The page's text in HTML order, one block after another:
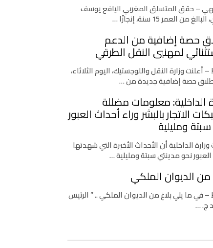
– حقق المتسلق المغربي اليافع يوسف
من العمر 15 سنة، إنجازًا …
حصة إضافية من الدعم
لمهنيي النقل الطرقي
– أعلنت وزارة النقل واللوجستيك، اليوم الثلاثاء،
حصة إضافية جديدة من …
الداخلية: معلومات مضللة
الاتجار بالبشر وراء أحداث العبور
ومليلية
الداخلية أن الأحداث الأخيرة التي شهدتها
نحو مدينتي سبتة ومليلية …
من الديوان الملكي
– في ما يلي بلاغ من الديوان الملكي .. ” الرئيس
ج. …